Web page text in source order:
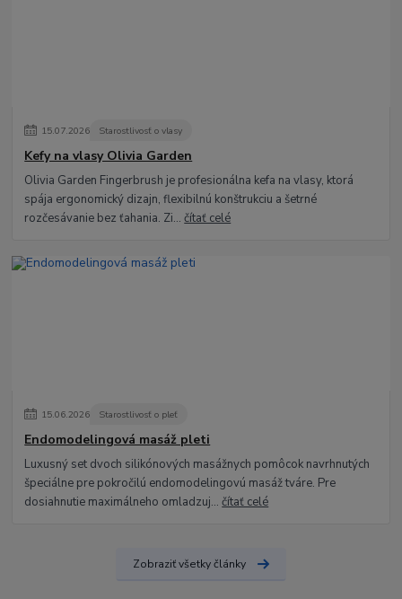
15.07.2026 Starostlivosť o vlasy
Kefy na vlasy Olivia Garden
Olivia Garden Fingerbrush je profesionálna kefa na vlasy, ktorá
spája ergonomický dizajn, flexibilnú konštrukciu a šetrné
rozčesávanie bez ťahania. Zi...čítať celé
15.06.2026 Starostlivosť o pleť
Endomodelingová masáž pleti
Luxusný set dvoch silikónových masážnych pomôcok navrhnutých
špeciálne pre pokročilú endomodelingovú masáž tváre. Pre
dosiahnutie maximálneho omladzuj...čítať celé
Zobraziť všetky články